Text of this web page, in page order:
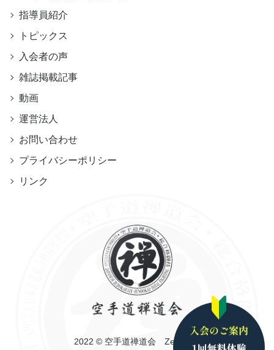
指導員紹介
トピックス
入会者の声
雑誌掲載記事
動画
運営法人
お問い合わせ
プライバシーポリシー
リンク
2022 © 空手道禅道会 Zendokai